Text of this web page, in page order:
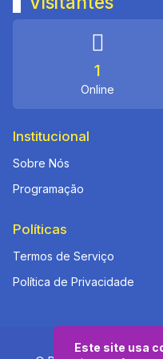
1
Online
Institucional
Sobre Nós
Programação
Políticas
Termos de Serviço
Política de Privacidade
Este site usa